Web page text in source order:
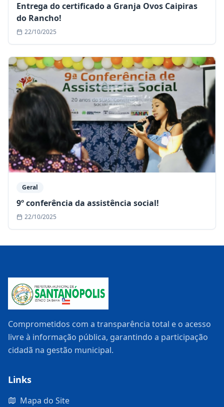
Entrega do certificado a Granja Ovos Caipiras
do Rancho!
22/10/2025
Geral
9º conferência da assistência social!
22/10/2025
Comprometidos com a transparência total e o acesso
livre à informação pública, garantindo a participação
cidadã na gestão municipal.
Links
Mapa do Site